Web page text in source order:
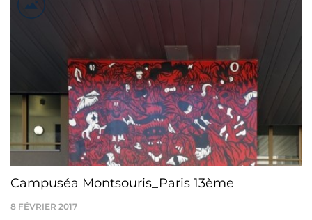
Campuséa Montsouris_Paris 13ème
8 FÉVRIER 2017